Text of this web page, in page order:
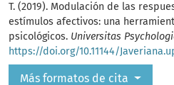
T. (2019). Modulación de las
estímulos afectivos: una
psicológicos. Universitas
https://doi.org/10.11144/
Más formatos de cita